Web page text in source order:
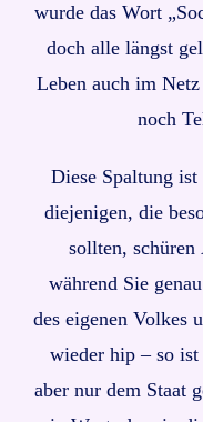
wurde das Wort
doch alle längst
Leben auch im
noch
Diese Spaltung
diejenigen, die
sollten,
während Sie
des eigenen Volkes
wieder hip – so
aber nur dem Staat